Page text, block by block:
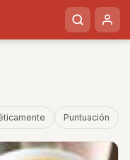
Puntuación